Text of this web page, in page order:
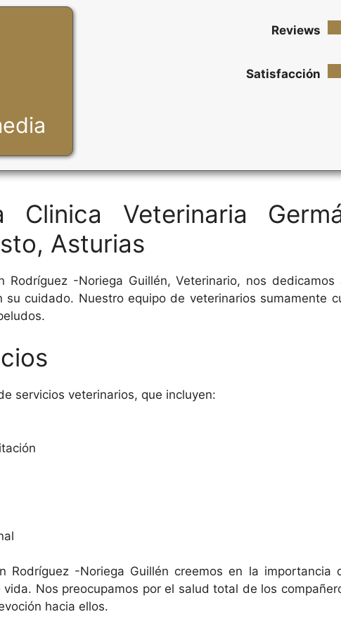
Reviews
Satisfacción
Clinica Veterinaria
Asturias
Rodríguez -Noriega Guillén, Veterinario, nos
su cuidado. Nuestro equipo de veterinarios sumamente
servicios veterinarios, que incluyen:
Rodríguez -Noriega Guillén creemos en la
Nos preocupamos por el salud total de los
hacia ellos.